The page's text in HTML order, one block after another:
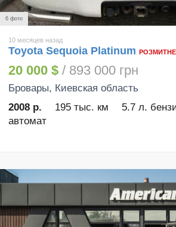
6 фото
10 месяцев назад
Toyota Sequoia Platinum
20 000 $ / 893 000 грн
Бровары, Киевская область
2008 р.
195 тыс. км
5.7 л.
автомат